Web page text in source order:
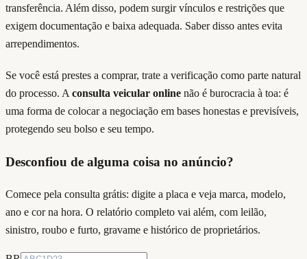
transferência. Além disso, podem surgir vínculos e restrições que
exigem documentação e baixa adequada. Saber disso antes evita
arrependimentos.
Se você está prestes a comprar, trate a verificação como parte natural
do processo. A consulta veicular online não é burocracia à toa: é
uma forma de colocar a negociação em bases honestas e previsíveis,
protegendo seu bolso e seu tempo.
Desconfiou de alguma coisa no anúncio?
Comece pela consulta grátis: digite a placa e veja marca, modelo,
ano e cor na hora. O relatório completo vai além, com leilão,
sinistro, roubo e furto, gravame e histórico de proprietários.